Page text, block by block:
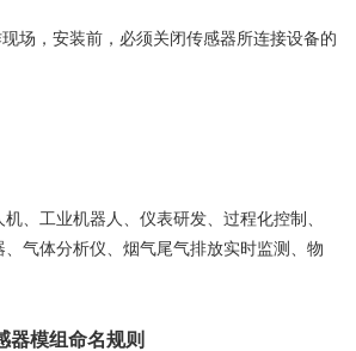
场，安装前，必须关闭传感器所连接设备的
、工业机器人、仪表研发、过程化控制、
气体分析仪、烟气尾气排放实时监测、物
器模组命名规则